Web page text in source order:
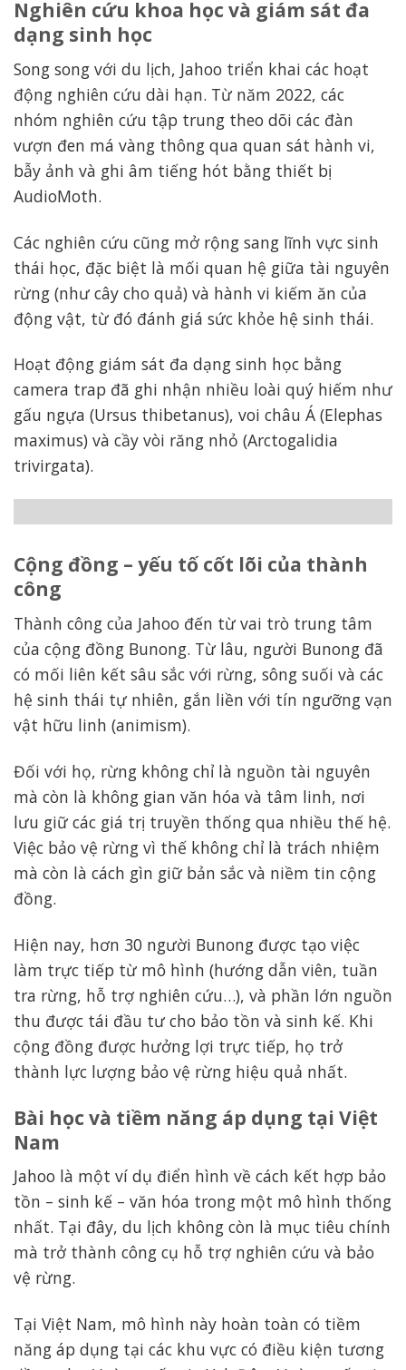
Nghiên cứu khoa học và giám sát đa
dạng sinh học
Song song với du lịch, Jahoo triển khai các hoạt
động nghiên cứu dài hạn. Từ năm 2022, các
nhóm nghiên cứu tập trung theo dõi các đàn
vượn đen má vàng thông qua quan sát hành vi,
bẫy ảnh và ghi âm tiếng hót bằng thiết bị
AudioMoth.
Các nghiên cứu cũng mở rộng sang lĩnh vực sinh
thái học, đặc biệt là mối quan hệ giữa tài nguyên
rừng (như cây cho quả) và hành vi kiếm ăn của
động vật, từ đó đánh giá sức khỏe hệ sinh thái.
Hoạt động giám sát đa dạng sinh học bằng
camera trap đã ghi nhận nhiều loài quý hiếm như
gấu ngựa (Ursus thibetanus), voi châu Á (Elephas
maximus) và cầy vòi răng nhỏ (Arctogalidia
trivirgata).
Cộng đồng – yếu tố cốt lõi của thành
công
Thành công của Jahoo đến từ vai trò trung tâm
của cộng đồng Bunong. Từ lâu, người Bunong đã
có mối liên kết sâu sắc với rừng, sông suối và các
hệ sinh thái tự nhiên, gắn liền với tín ngưỡng vạn
vật hữu linh (animism).
Đối với họ, rừng không chỉ là nguồn tài nguyên
mà còn là không gian văn hóa và tâm linh, nơi
lưu giữ các giá trị truyền thống qua nhiều thế hệ.
Việc bảo vệ rừng vì thế không chỉ là trách nhiệm
mà còn là cách gìn giữ bản sắc và niềm tin cộng
đồng.
Hiện nay, hơn 30 người Bunong được tạo việc
làm trực tiếp từ mô hình (hướng dẫn viên, tuần
tra rừng, hỗ trợ nghiên cứu…), và phần lớn nguồn
thu được tái đầu tư cho bảo tồn và sinh kế. Khi
cộng đồng được hưởng lợi trực tiếp, họ trở
thành lực lượng bảo vệ rừng hiệu quả nhất.
Bài học và tiềm năng áp dụng tại Việt
Nam
Jahoo là một ví dụ điển hình về cách kết hợp bảo
tồn – sinh kế – văn hóa trong một mô hình thống
nhất. Tại đây, du lịch không còn là mục tiêu chính
mà trở thành công cụ hỗ trợ nghiên cứu và bảo
vệ rừng.
Tại Việt Nam, mô hình này hoàn toàn có tiềm
năng áp dụng tại các khu vực có điều kiện tương